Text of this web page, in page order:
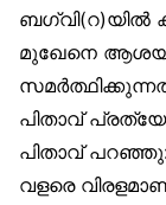
ബഗ്‌വി(റ)യില്‍
മുഖേനെ
പിതാവ്
പിതാവ്
വളരെ